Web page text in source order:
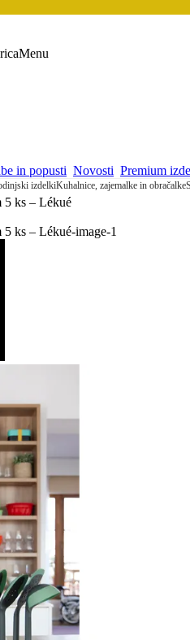
Menu
in popusti Novosti Premium
izdelkiKuhalnice, zajemalke in obračalke